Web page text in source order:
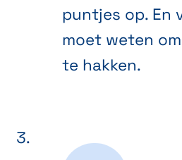
puntjes op. En
moet weten
te hakken.